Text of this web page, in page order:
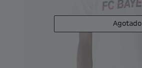
Agotado